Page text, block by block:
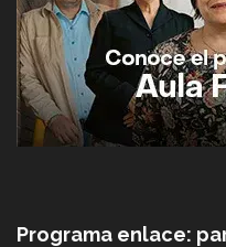
Programa enlace: